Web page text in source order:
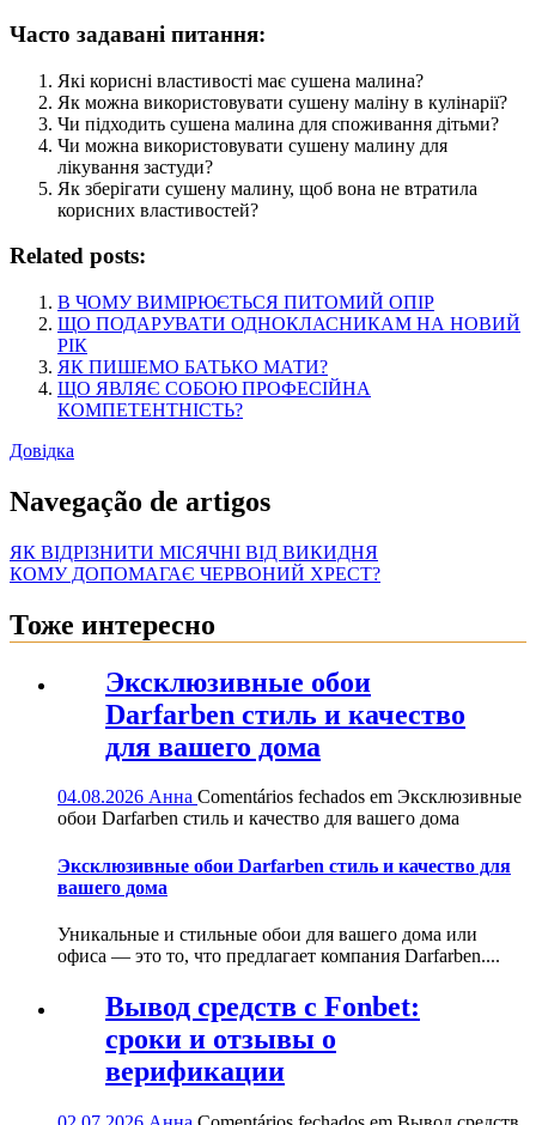
Часто задавані питання:
Які корисні властивості має сушена малина?
Як можна використовувати сушену маліну в кулінарії?
Чи підходить сушена малина для споживання дітьми?
Чи можна використовувати сушену малину для
лікування застуди?
Як зберігати сушену малину, щоб вона не втратила
корисних властивостей?
Related posts:
В ЧОМУ ВИМІРЮЄТЬСЯ ПИТОМИЙ ОПІР
ЩО ПОДАРУВАТИ ОДНОКЛАСНИКАМ НА НОВИЙ
РІК
ЯК ПИШЕМО БАТЬКО МАТИ?
ЩО ЯВЛЯЄ СОБОЮ ПРОФЕСІЙНА
КОМПЕТЕНТНІСТЬ?
Довідка
Navegação de artigos
ЯК ВІДРІЗНИТИ МІСЯЧНІ ВІД ВИКИДНЯ
КОМУ ДОПОМАГАЄ ЧЕРВОНИЙ ХРЕСТ?
Тоже интересно
Эксклюзивные обои
Darfarben стиль и качество
для вашего дома
04.08.2026 Анна Comentários fechados em Эксклюзивные
обои Darfarben стиль и качество для вашего дома
Эксклюзивные обои Darfarben стиль и качество для
вашего дома
Уникальные и стильные обои для вашего дома или
офиса — это то, что предлагает компания Darfarben....
Вывод средств с Fonbet:
сроки и отзывы о
верификации